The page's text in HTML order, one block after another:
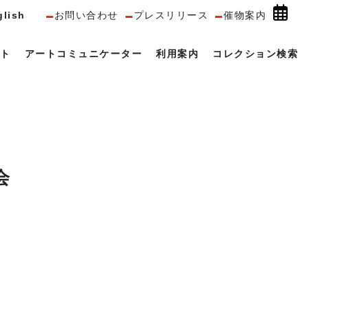
お問い合わせ プレスリリース 催物案内
アートコミュニケーター 利用案内 コレクション検索